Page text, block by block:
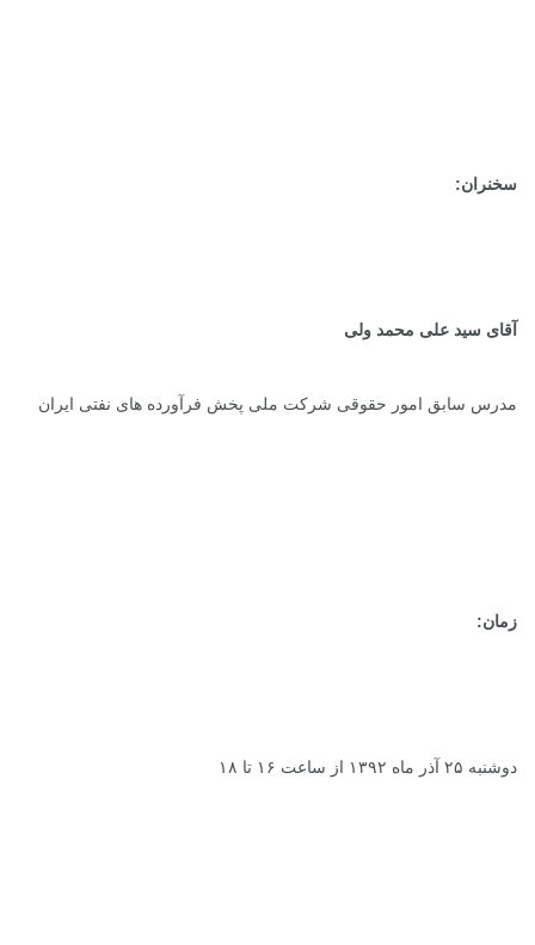
سخنران:
آقای سید علی محمد ولی
مدرس سابق امور حقوقی شرکت ملی پخش فرآورده های نفتی ایران
زمان:
دوشنبه ۲۵ آذر ماه ۱۳۹۲ از ساعت ۱۶ تا ۱۸